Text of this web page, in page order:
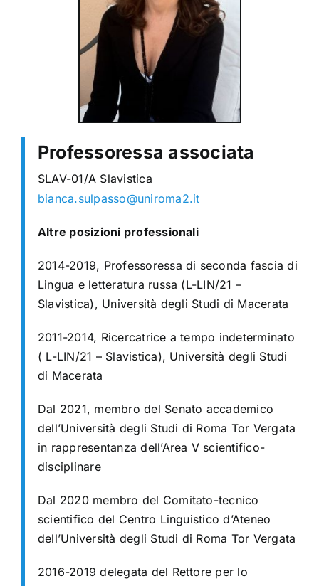
Professoressa associata
SLAV-01/A Slavistica
bianca.sulpasso@uniroma2.it
Altre posizioni professionali
2014-2019, Professoressa di seconda fascia di
Lingua e letteratura russa (L-LIN/21 –
Slavistica), Università degli Studi di Macerata
2011-2014, Ricercatrice a tempo indeterminato
( L-LIN/21 – Slavistica), Università degli Studi
di Macerata
Dal 2021, membro del Senato accademico
dell’Università degli Studi di Roma Tor Vergata
in rappresentanza dell’Area V scientifico-
disciplinare
Dal 2020 membro del Comitato-tecnico
scientifico del Centro Linguistico d’Ateneo
dell’Università degli Studi di Roma Tor Vergata
2016-2019 delegata del Rettore per lo